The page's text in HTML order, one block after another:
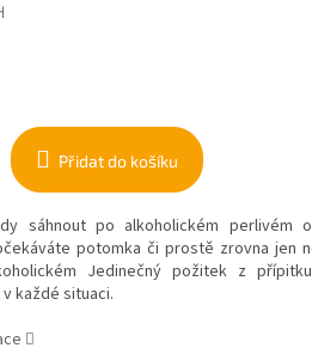
Přidat do košíku
sáhnout po alkoholickém perlivém
potomka či prostě zrovna jen
Jedinečný požitek z
každé situaci.